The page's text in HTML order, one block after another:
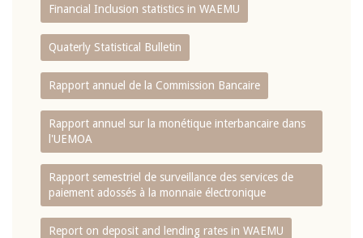
Financial Inclusion statistics in WAEMU
Quaterly Statistical Bulletin
Rapport annuel de la Commission Bancaire
Rapport annuel sur la monétique interbancaire dans
l'UEMOA
Rapport semestriel de surveillance des services de
paiement adossés à la monnaie électronique
Report on deposit and lending rates in WAEMU